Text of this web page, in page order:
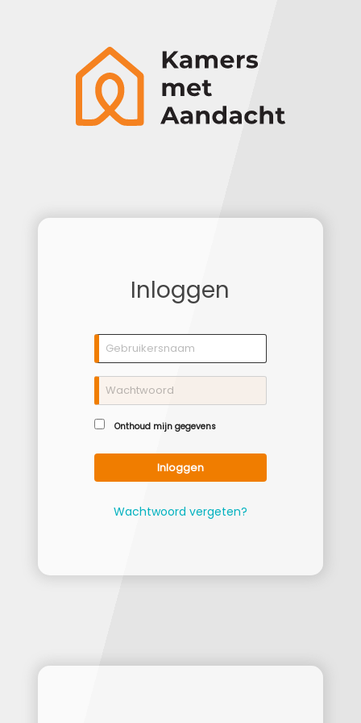
Inloggen
Onthoud mijn gegevens
Inloggen
Wachtwoord vergeten?